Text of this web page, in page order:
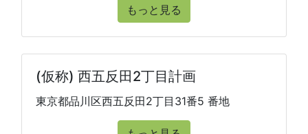
もっと見る
(仮称) 西五反田2丁目計画
東京都品川区西五反田2丁目31番5 番地